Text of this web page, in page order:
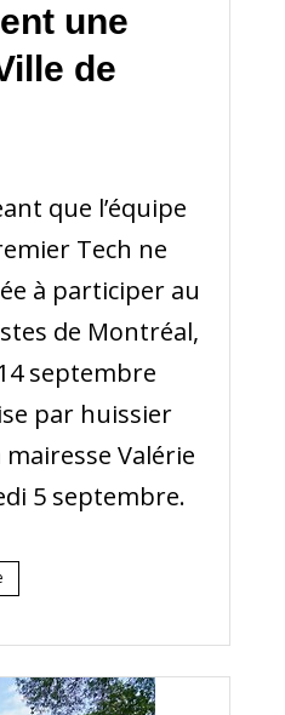
une
de
que l’équipe
Tech ne
à participer au
de Montréal,
septembre
par huissier
Valérie
5 septembre.